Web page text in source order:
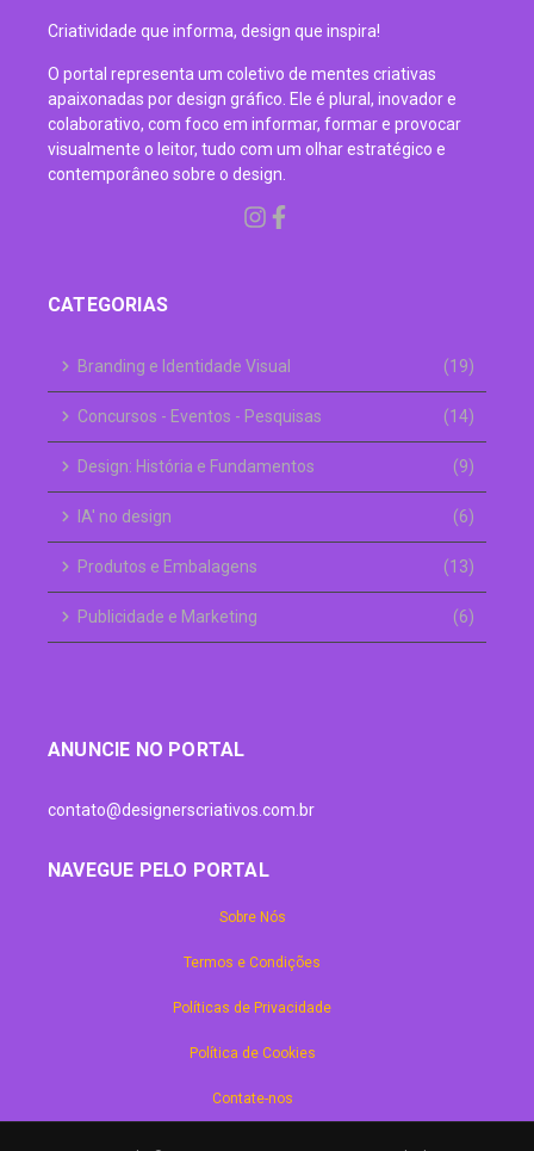
Criatividade que informa, design que inspira!
O portal representa um coletivo de mentes criativas
apaixonadas por design gráfico. Ele é plural, inovador e
colaborativo, com foco em informar, formar e provocar
visualmente o leitor, tudo com um olhar estratégico e
contemporâneo sobre o design.
CATEGORIAS
Branding e Identidade Visual (19)
Concursos - Eventos - Pesquisas (14)
Design: História e Fundamentos (9)
IA' no design (6)
Produtos e Embalagens (13)
Publicidade e Marketing (6)
ANUNCIE NO PORTAL
contato@designerscriativos.com.br
NAVEGUE PELO PORTAL
Sobre Nós
Termos e Condições
Políticas de Privacidade
Política de Cookies
Contate-nos